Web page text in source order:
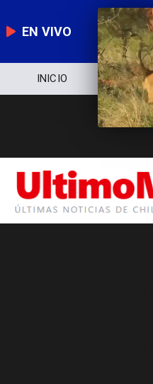
EN VIVO
INICIO